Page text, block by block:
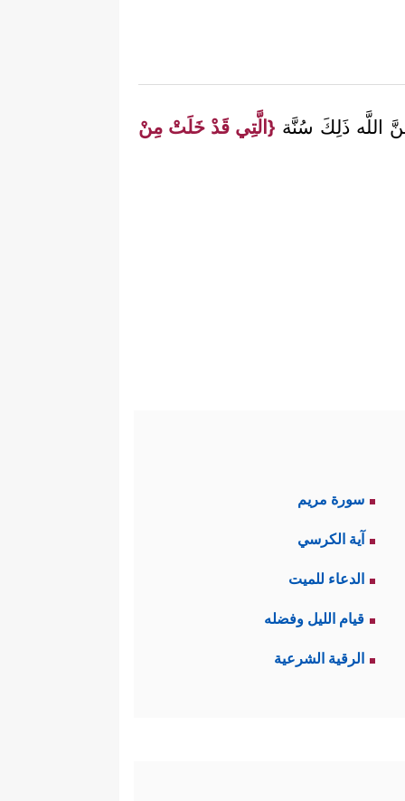
اللَّه ذَلِكَ سُنَّة {الَّتِي قَدْ خَلَتْ مِنْ
سورة مريم
آية الكرسي
الدعاء للميت
قيام الليل وفضله
الرقية الشرعية